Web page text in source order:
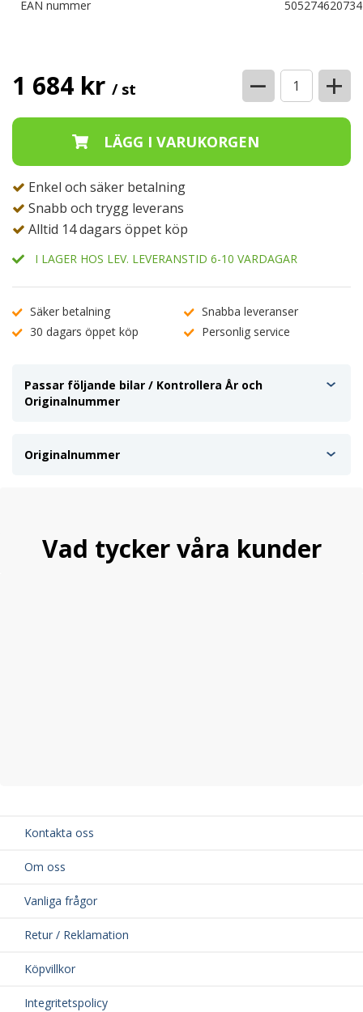
EAN nummer
1 684 kr / st − +
Enkel och säker betalning
Snabb och trygg leverans
Alltid 14 dagars öppet köp
I LAGER HOS LEV. LEVERANSTID 6-10 VARDAGAR
Säker betalning
Snabba leveranser
30 dagars öppet köp
Personlig service
Passar följande bilar / Kontrollera År och
Originalnummer
Originalnummer
Vad tycker våra kunder
Kontakta oss
Om oss
Vanliga frågor
Retur / Reklamation
Köpvillkor
Integritetspolicy